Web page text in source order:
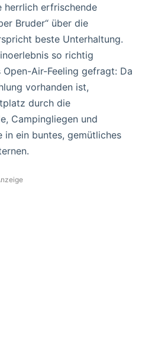
herrlich erfrischende
Bruder“ über die
beste Unterhaltung.
so richtig
Air-Feeling gefragt: Da
vorhanden ist,
durch die
Campingliegen und
in ein buntes, gemütliches